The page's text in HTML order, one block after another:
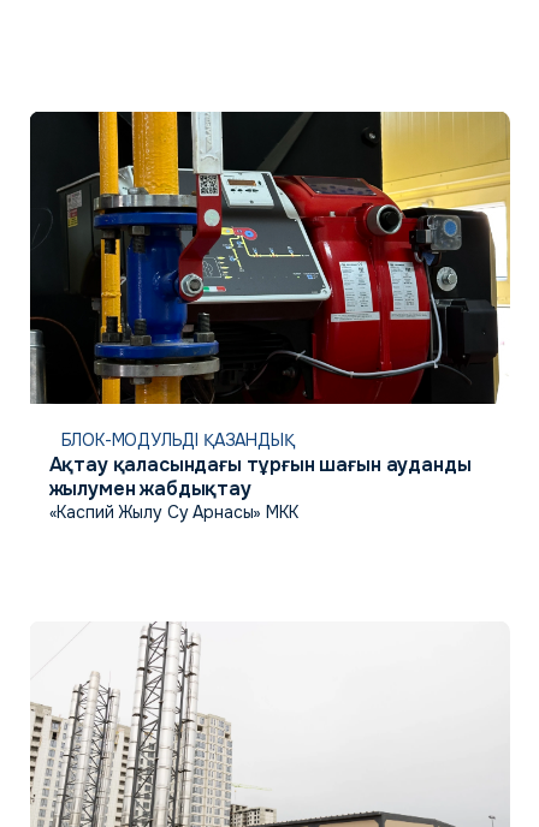
БЛОК-МОДУЛЬДІ ҚАЗАНДЫҚ
Ақтау қаласындағы тұрғын шағын ауданды
жылумен жабдықтау
«Каспий Жылу Су Арнасы» МКК